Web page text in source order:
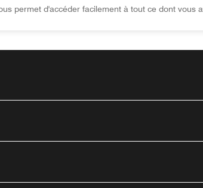
permet d'accéder facilement à tout ce dont vous